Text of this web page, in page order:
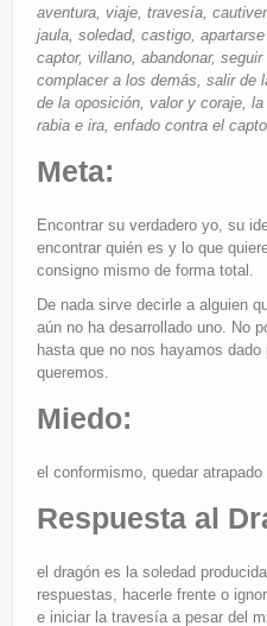
aventura, viaje, travesía,
jaula, soledad, castigo,
captor, villano, abandonar,
complacer a los demás, salir de
de la oposición, valor y coraje,
rabia e ira, enfado contra el
Meta:
Encontrar su verdadero yo, su
encontrar quién es y lo que
consigno mismo de forma total.
De nada sirve decirle a alguien
aún no ha desarrollado uno. No
hasta que no nos hayamos
queremos.
Miedo:
el conformismo, quedar
Respuesta al
el dragón es la soledad
respuestas, hacerle frente o
e iniciar la travesía a pesar del